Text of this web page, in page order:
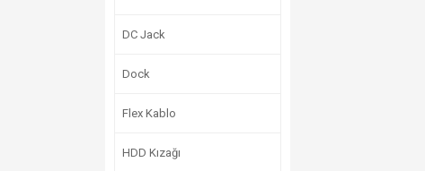
DC Jack
Dock
Flex Kablo
HDD Kızağı